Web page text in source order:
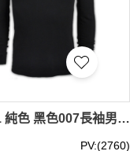
SKP201 純色 黑色007長袖男裝Polo恤 1AD01 供應訂購純色長袖polo恤 純棉透氣polo恤 polo恤香港製造 Polo恤價格
PV:(2760)